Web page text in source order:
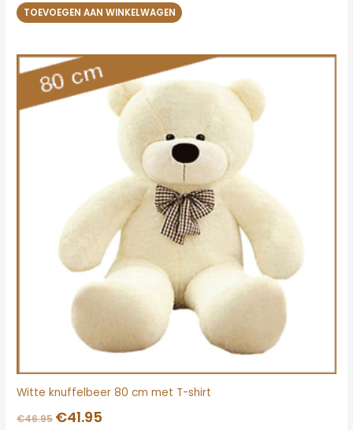
TOEVOEGEN AAN WINKELWAGEN
Witte knuffelbeer 80 cm met T-shirt
€46.95
Oorspronkelijke
prijs
was:
€46.95.
€41.95
prijs
is:
€41.95.